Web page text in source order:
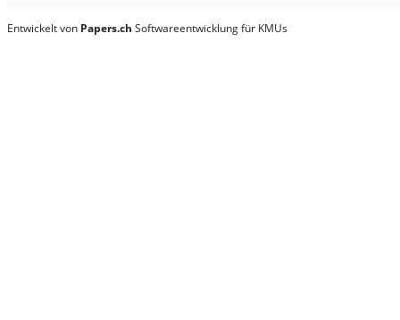
Entwickelt von Papers.ch Softwareentwicklung für KMUs